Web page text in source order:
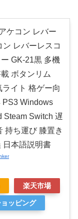
ケコン レバー
ン レバーレスコ
GK-21黒 多機
ボタンリム
ライト 格ゲー向
PS3 Windows
Steam Switch 遅
持ち運び 膝置き
日本語説明書
楽天市場
ッピング